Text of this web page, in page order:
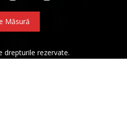
Măsură
rezervate.